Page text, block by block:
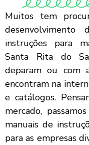
Muitos tem
instruções para
Santa Rita do
deparam ou com
encontram na
e catálogos.
mercado,
manuais de
para as empresas